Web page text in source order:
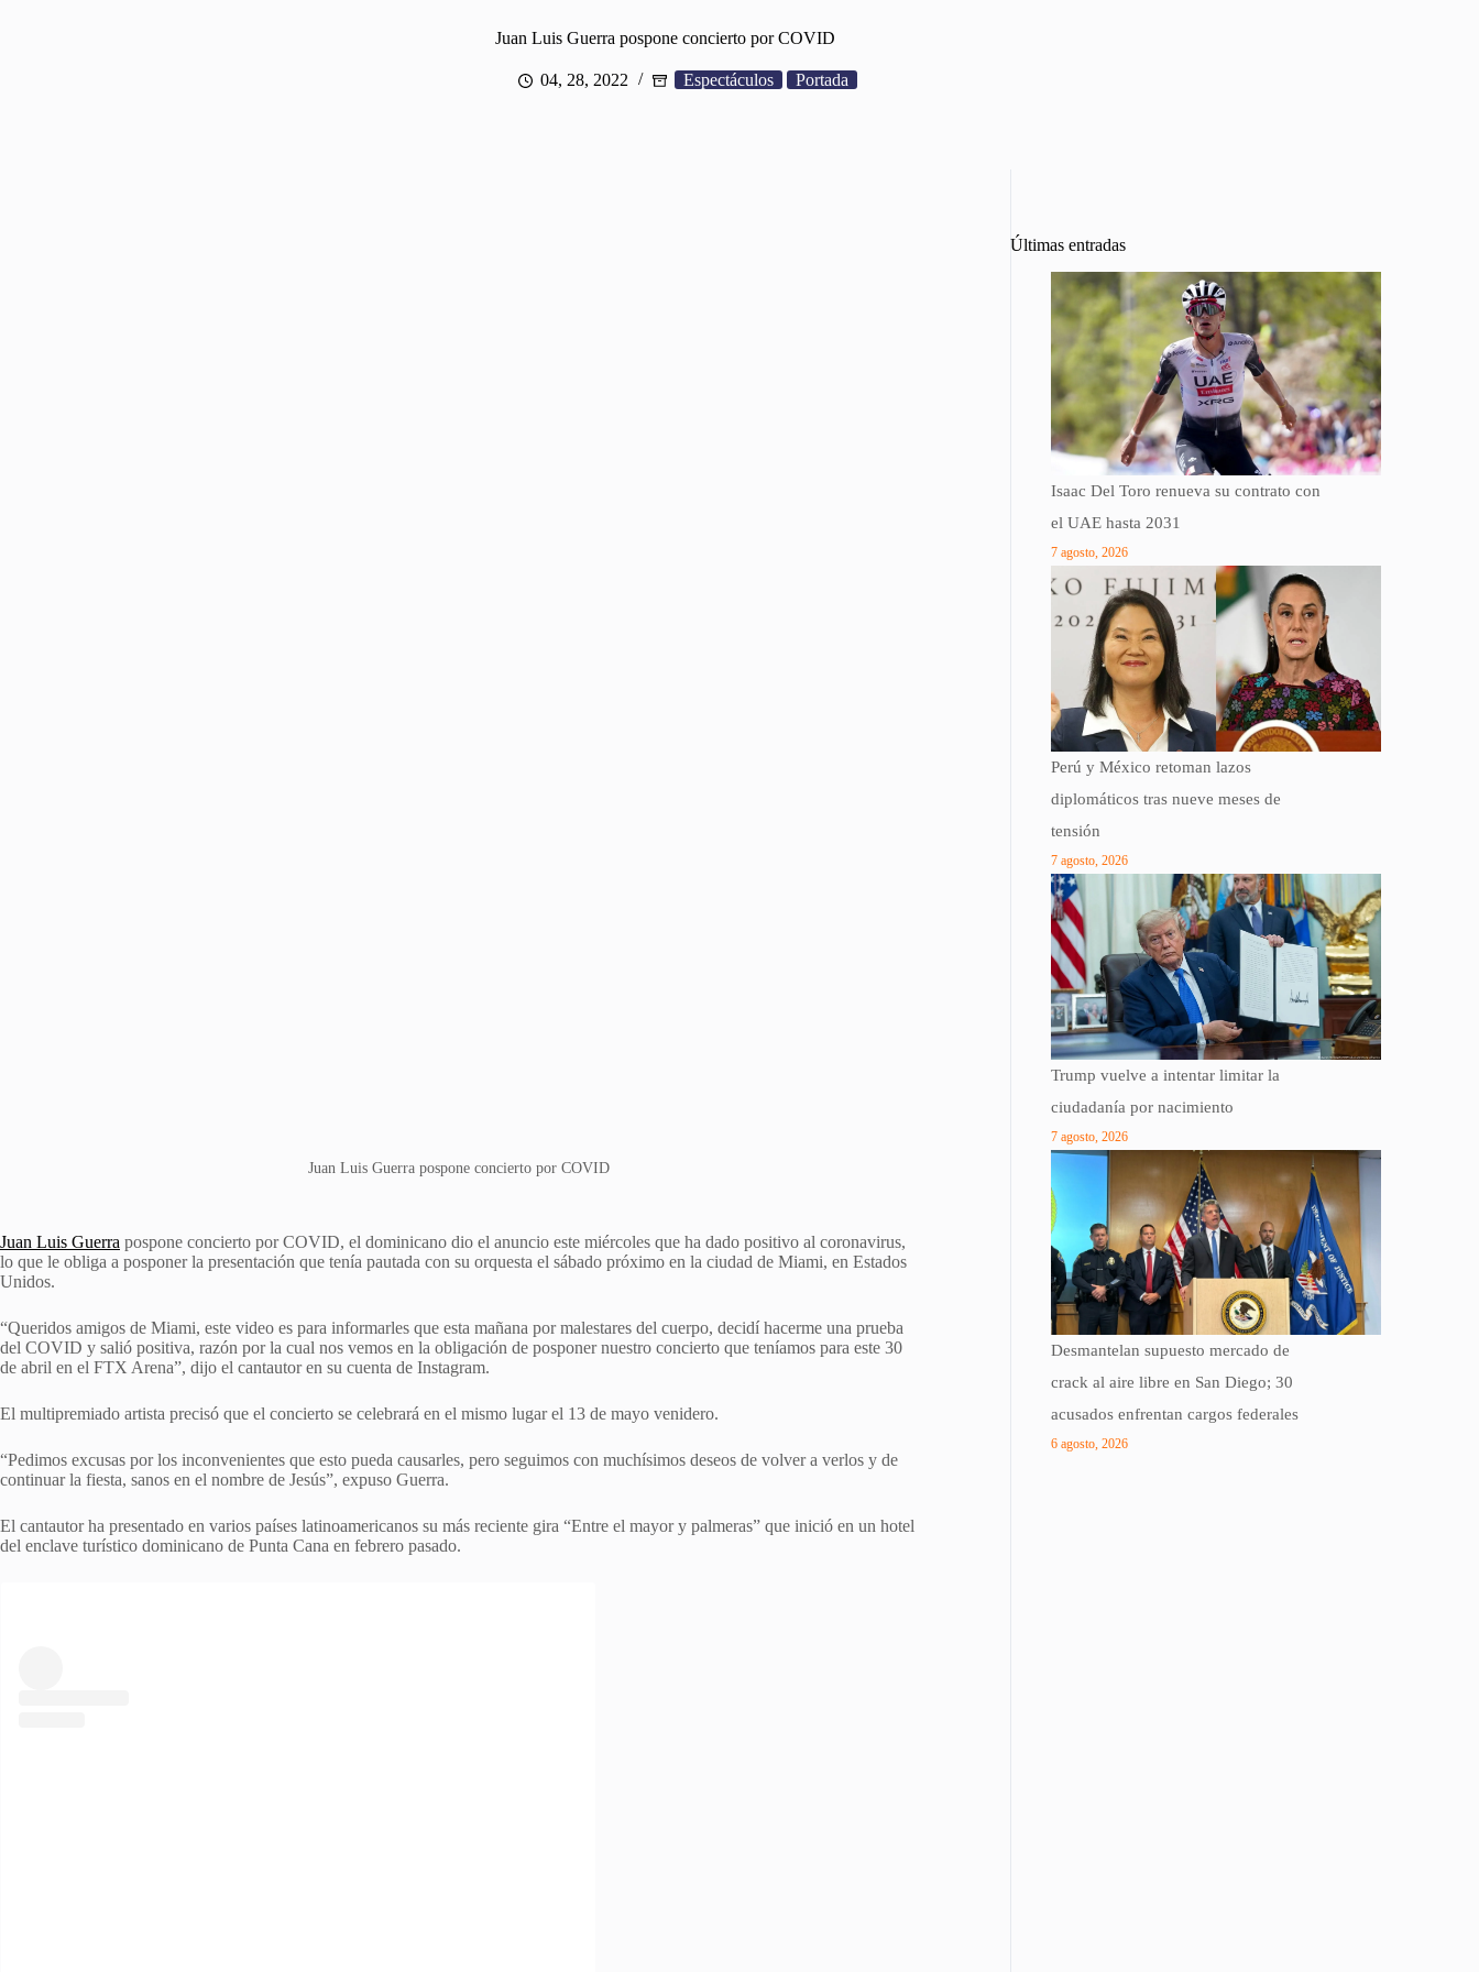
Juan Luis Guerra pospone concierto por COVID
04, 28, 2022 Espectáculos Portada
Juan Luis Guerra pospone concierto por COVID
Juan Luis Guerra pospone concierto por COVID, el dominicano dio el anuncio este miércoles que ha dado positivo al coronavirus,
lo que le obliga a posponer la presentación que tenía pautada con su orquesta el sábado próximo en la ciudad de Miami, en Estados
Unidos.
“Queridos amigos de Miami, este video es para informarles que esta mañana por malestares del cuerpo, decidí hacerme una prueba
del COVID y salió positiva, razón por la cual nos vemos en la obligación de posponer nuestro concierto que teníamos para este 30
de abril en el FTX Arena”, dijo el cantautor en su cuenta de Instagram.
El multipremiado artista precisó que el concierto se celebrará en el mismo lugar el 13 de mayo venidero.
“Pedimos excusas por los inconvenientes que esto pueda causarles, pero seguimos con muchísimos deseos de volver a verlos y de
continuar la fiesta, sanos en el nombre de Jesús”, expuso Guerra.
El cantautor ha presentado en varios países latinoamericanos su más reciente gira “Entre el mayor y palmeras” que inició en un hotel
del enclave turístico dominicano de Punta Cana en febrero pasado.
Últimas entradas
Isaac Del Toro renueva su contrato con
el UAE hasta 2031
7 agosto, 2026
Perú y México retoman lazos
diplomáticos tras nueve meses de
tensión
7 agosto, 2026
Trump vuelve a intentar limitar la
ciudadanía por nacimiento
7 agosto, 2026
Desmantelan supuesto mercado de
crack al aire libre en San Diego; 30
acusados ​​enfrentan cargos federales
6 agosto, 2026